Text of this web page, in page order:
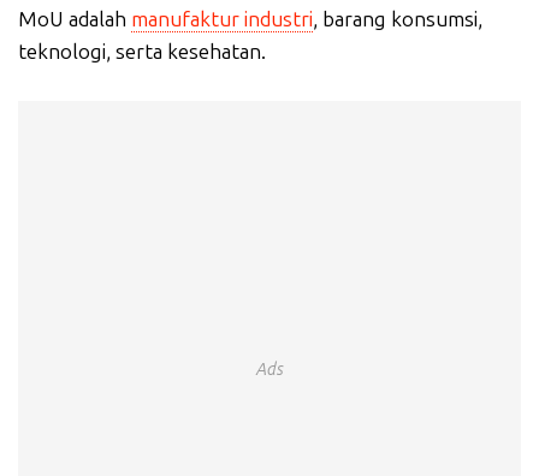
MoU adalah manufaktur industri, barang konsumsi,
teknologi, serta kesehatan.
Ads